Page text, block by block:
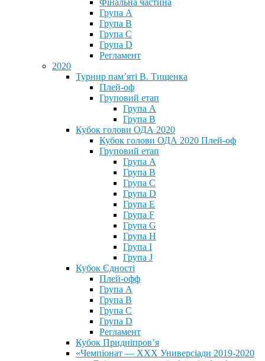
Фінальна частина
Група А
Група В
Група С
Група D
Регламент
2020
Турнир пам’яті В. Тищенка
Плей-оф
Груповий етап
Група А
Група В
Кубок голови ОДА 2020
Кубок голови ОДА 2020 Плей-оф
Груповий етап
Група A
Група B
Група C
Група D
Група E
Група F
Група G
Група H
Група I
Група J
Кубок Єдності
Плей-офф
Група А
Група В
Група С
Група D
Регламент
Кубок Придніпров’я
«Чемпіонат — ХХХ Универсіади 2019-2020